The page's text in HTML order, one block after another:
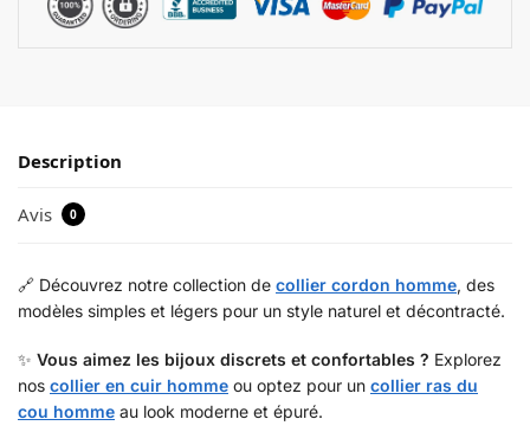
Description
Avis 0
🔗 Découvrez notre collection de collier cordon homme, des
modèles simples et légers pour un style naturel et décontracté.
✨ Vous aimez les bijoux discrets et confortables ? Explorez
nos collier en cuir homme ou optez pour un collier ras du
cou homme au look moderne et épuré.